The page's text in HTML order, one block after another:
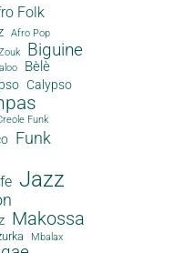
Folk
Afro Pop
Biguine
Bèlè
Calypso
Funk
Funk
Jazz
Makossa
Mbalax